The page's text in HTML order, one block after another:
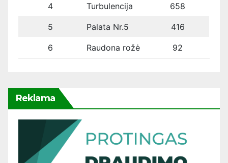
4 Turbulencija 658
5 Palata Nr.5 416
6 Raudona rožė 92
Reklama